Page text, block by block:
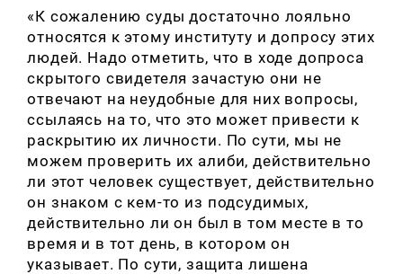
«К сожалению суды достаточно лояльно
относятся к этому институту и допросу этих
людей. Надо отметить, что в ходе допроса
скрытого свидетеля зачастую они не
отвечают на неудобные для них вопросы,
ссылаясь на то, что это может привести к
раскрытию их личности. По сути, мы не
можем проверить их алиби, действительно
ли этот человек существует, действительно
он знаком с кем-то из подсудимых,
действительно ли он был в том месте в то
время и в тот день, в котором он
указывает. По сути, защита лишена